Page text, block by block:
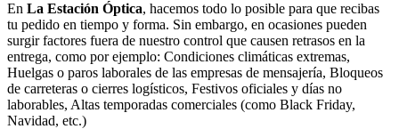
En La Estación Óptica, hacemos todo lo posible para que recibas
tu pedido en tiempo y forma. Sin embargo, en ocasiones pueden
surgir factores fuera de nuestro control que causen retrasos en la
entrega, como por ejemplo: Condiciones climáticas extremas,
Huelgas o paros laborales de las empresas de mensajería, Bloqueos
de carreteras o cierres logísticos, Festivos oficiales y días no
laborables, Altas temporadas comerciales (como Black Friday,
Navidad, etc.)